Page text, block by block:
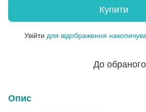
Купити
Увійти для відображення
До обраного
Опис